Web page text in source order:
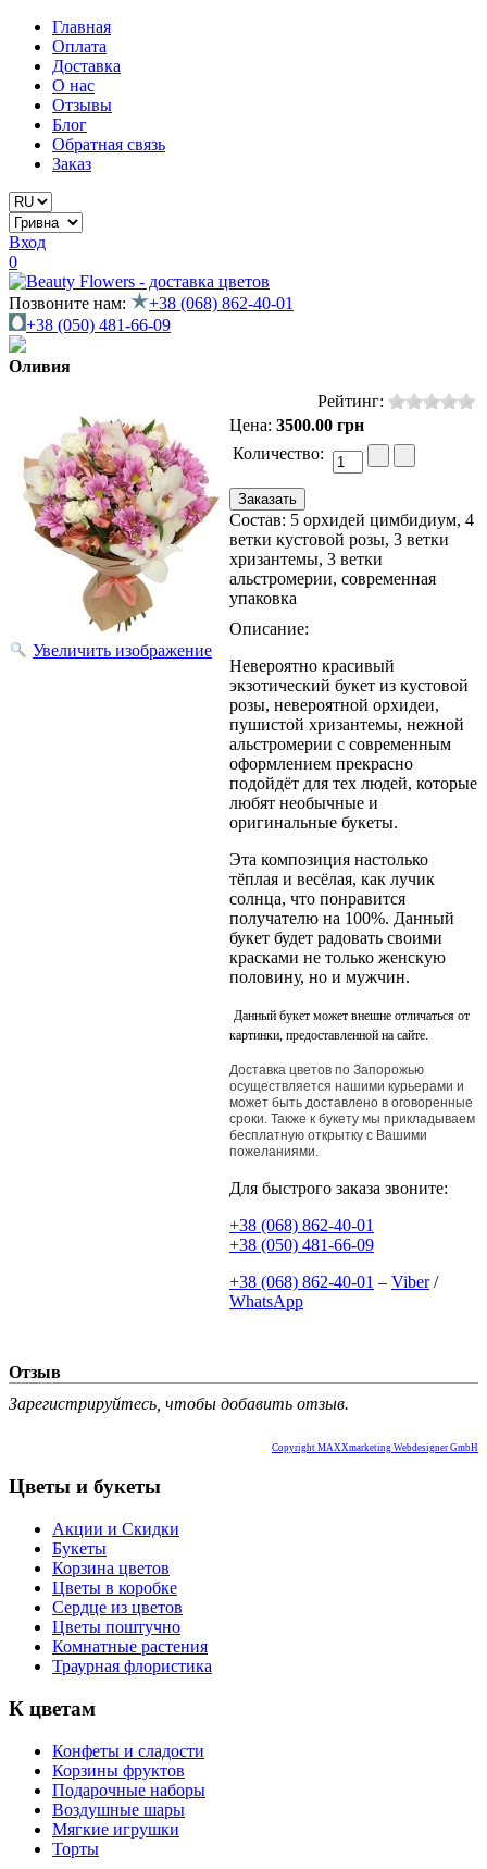
Главная
Оплата
Доставка
О нас
Отзывы
Блог
Обратная связь
Заказ
Вход
0
Позвоните нам:
+38 (068) 862-40-01
+38 (050) 481-66-09
Оливия
Рейтинг:
Увеличить изображение
Цена: 3500.00 грн
Количество:
Состав: 5 орхидей цимбидиум, 4
ветки кустовой розы, 3 ветки
хризантемы, 3 ветки
альстромерии, современная
упаковка
Описание:
Невероятно красивый
экзотический букет из кустовой
розы, невероятной орхидеи,
пушистой хризантемы, нежной
альстромерии с современным
оформлением прекрасно
подойдёт для тех людей, которые
любят необычные и
оригинальные букеты.
Эта композиция настолько
тёплая и весёлая, как лучик
солнца, что понравится
получателю на 100%. Данный
букет будет радовать своими
красками не только женскую
половину, но и мужчин.
Данный букет может внешне отличаться от
картинки, предоставленной на сайте.
Доставка цветов по Запорожью
осуществляется нашими курьерами и
может быть доставлено в оговоренные
сроки. Также к букету мы прикладываем
бесплатную открытку с Вашими
пожеланиями.
Для быстрого заказа звоните:
+38 (068) 862-40-01
+38 (050) 481-66-09
+38 (068) 862-40-01 – Viber/
WhatsApp
Отзыв
Зарегистрируйтесь, чтобы добавить отзыв.
Copyright MAXXmarketing Webdesigner GmbH
Цветы и букеты
Акции и Скидки
Букеты
Корзина цветов
Цветы в коробке
Сердце из цветов
Цветы поштучно
Комнатные растения
Траурная флористика
К цветам
Конфеты и сладости
Корзины фруктов
Подарочные наборы
Воздушные шары
Мягкие игрушки
Торты